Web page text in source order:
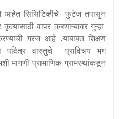
आहेत सिसिटिव्हीचे फुटेज तपासुन
वापर करणाऱ्यावर गुन्हा
गरज आहे .याबाबत शिक्षण
पवित्र वास्तुचे प्रावित्र्य भंग
मागणी प्रामाणिक ग्रामस्थांकडून